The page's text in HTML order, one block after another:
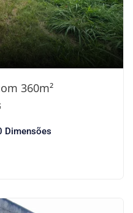
360m²
Dimensões